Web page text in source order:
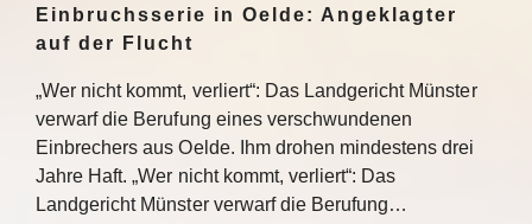
Einbruchsserie in Oelde: Angeklagter
auf der Flucht
„Wer nicht kommt, verliert“: Das Landgericht Münster
verwarf die Berufung eines verschwundenen
Einbrechers aus Oelde. Ihm drohen mindestens drei
Jahre Haft. „Wer nicht kommt, verliert“: Das
Landgericht Münster verwarf die Berufung…